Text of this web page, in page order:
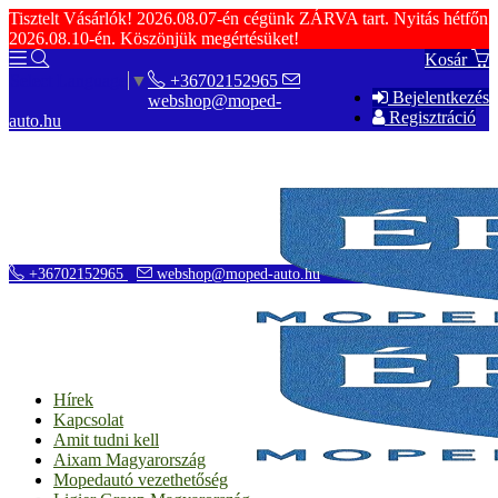
Tisztelt Vásárlók! 2026.08.07-én cégünk ZÁRVA tart. Nyitás hétfőn
2026.08.10-én. Köszönjük megértésüket!
Kosár
Bejelentkezés
Regisztráció
▼
+36702152965
webshop@moped-
auto.hu
Hírek
Kapcsolat
Amit tudni kell
Aixam Magyarország
Mopedautó vezethetőség
+36702152965 webshop@moped-auto.hu